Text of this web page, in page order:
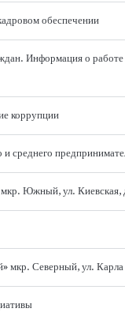
обеспечении
Информация о
коррупции
и среднего
Южный, ул. Киевская,
мкр. Северный, ул.